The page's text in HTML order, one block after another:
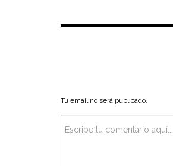
Tu email no será publicado.